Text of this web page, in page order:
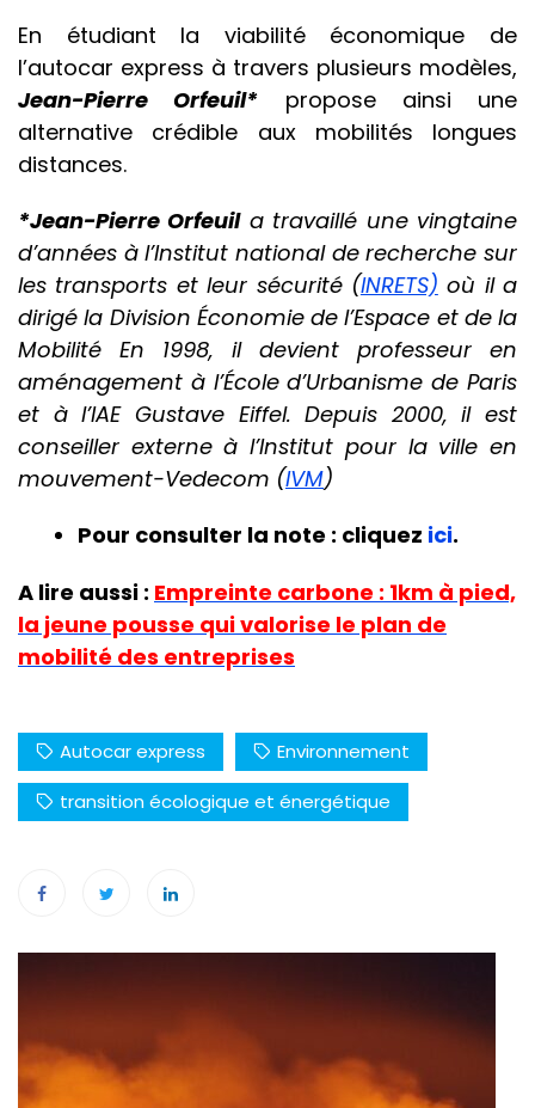
En étudiant la viabilité économique de
l’autocar express à travers plusieurs modèles,
Jean-Pierre Orfeuil* propose ainsi une
alternative crédible aux mobilités longues
distances.
*Jean-Pierre Orfeuila travaillé une vingtaine
d’années à l’Institut national de recherche sur
les transports et leur sécurité (INRETS) où il a
dirigé la Division Économie de l’Espace et de la
Mobilité En 1998, il devient professeur en
aménagement à l’École d’Urbanisme de Paris
et à l’IAE Gustave Eiffel. Depuis 2000, il est
conseiller externe à l’Institut pour la ville en
mouvement-Vedecom (IVM)
Pour consulter la note : cliquez ici.
A lire aussi : Empreinte carbone : 1km à pied,
la jeune pousse qui valorise le plan de
mobilité des entreprises
Autocar express
Environnement
transition écologique et énergétique
Navigation
de
l’article